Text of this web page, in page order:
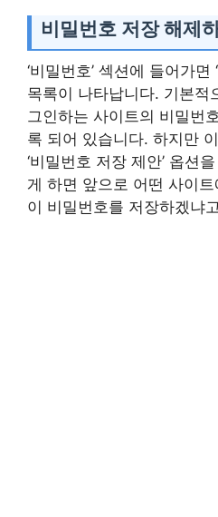
비밀번호 저장 해제
‘비밀번호’ 섹션에 들어가면
목록이 나타납니다. 기본적
그인하는 사이트의 비밀번
록 되어 있습니다. 하지만
‘비밀번호 저장 제안’ 옵션
게 하면 앞으로 어떤 사이
이 비밀번호를 저장하겠냐